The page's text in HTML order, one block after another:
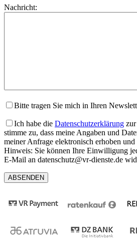
dieses
lasse
Nachricht:
Bitte tragen Sie mich in Ihren
Ich habe die Datenschutzerklärung
stimme zu, dass meine Angaben und
meiner Anfrage elektronisch erhoben und
Hinweis: Sie können Ihre Einwilligung
E-Mail an datenschutz@vr-dienste.de